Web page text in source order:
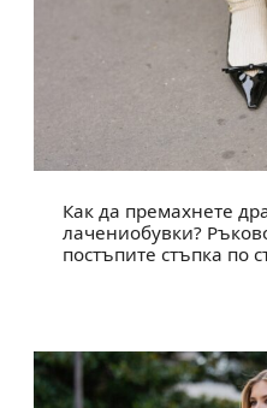
Как да премахнете
лачениобувки?
постъпите стъпка по